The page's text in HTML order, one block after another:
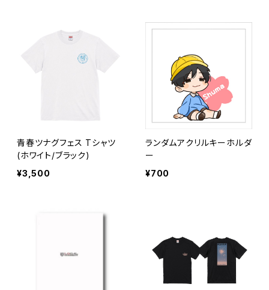
青春ツナグフェス Tシャツ
(ホワイト/ブラック)
¥3,500
ランダムアクリルキーホルダ
ー
¥700